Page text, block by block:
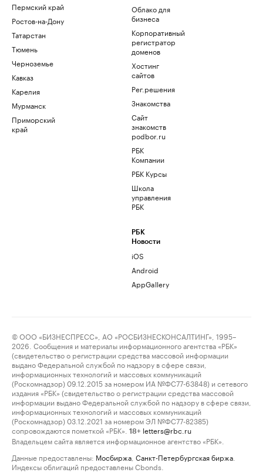
Пермский край
Ростов-на-Дону
Татарстан
Тюмень
Черноземье
Кавказ
Карелия
Мурманск
Приморский
край
Облако для
бизнеса
Корпоративный
регистратор
доменов
Хостинг
сайтов
Рег.решения
Знакомства
Сайт
знакомств
podbor.ru
РБК
Компании
РБК Курсы
Школа
управления
РБК
РБК
Новости
iOS
Android
AppGallery
© ООО «БИЗНЕСПРЕСС», АО «РОСБИЗНЕСКОНСАЛТИНГ», 1995–
2026. Сообщения и материалы информационного агентства «РБК»
(свидетельство о регистрации средства массовой информации
выдано Федеральной службой по надзору в сфере связи,
информационных технологий и массовых коммуникаций
(Роскомнадзор) 09.12.2015 за номером ИА №ФС77-63848) и сетевого
издания «РБК» (свидетельство о регистрации средства массовой
информации выдано Федеральной службой по надзору в сфере связи,
информационных технологий и массовых коммуникаций
(Роскомнадзор) 03.12.2021 за номером ЭЛ №ФС77-82385)
сопровождаются пометкой «РБК».
18+ letters@rbc.ru
Владельцем сайта является информационное агентство «РБК».
Данные предоставлены: Мосбиржа Санкт-Петербургская биржа
Индексы облигаций предоставлены Cbonds.